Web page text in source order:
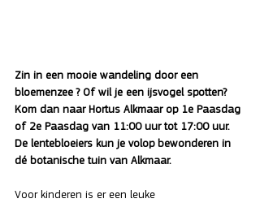
Zin in een mooie wandeling door een
bloemenzee ? Of wil je een ijsvogel spotten?
Kom dan naar Hortus Alkmaar op 1e Paasdag
of 2e Paasdag van 11:00 uur tot 17:00 uur.
De lentebloeiers kun je volop bewonderen in
dé botanische tuin van Alkmaar.
Voor kinderen is er een leuke